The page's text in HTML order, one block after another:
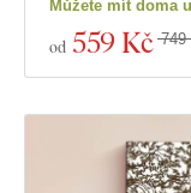
Můžete mít doma
od 559 Kč 749